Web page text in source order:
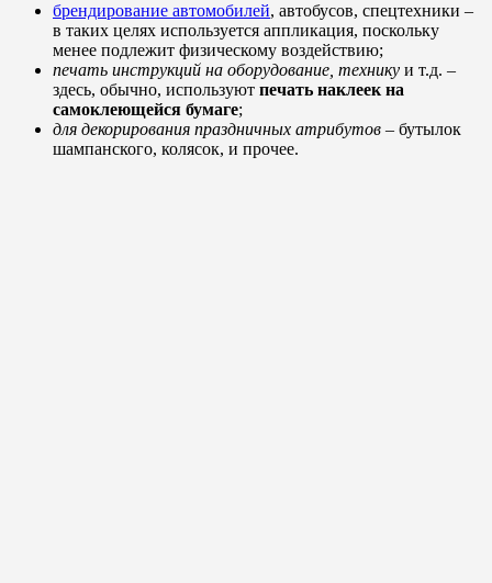
брендирование автомобилей, автобусов, спецтехники –
в таких целях используется аппликация, поскольку
менее подлежит физическому воздействию;
печать инструкций на оборудование, технику и т.д. –
здесь, обычно, используют печать наклеек на
самоклеющейся бумаге;
для декорирования праздничных атрибутов – бутылок
шампанского, колясок, и прочее.